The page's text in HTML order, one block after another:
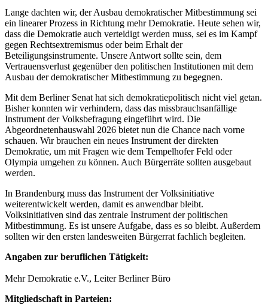
Lange dachten wir, der Ausbau demokratischer Mitbestimmung sei
ein linearer Prozess in Richtung mehr Demokratie. Heute sehen wir,
dass die Demokratie auch verteidigt werden muss, sei es im Kampf
gegen Rechtsextremismus oder beim Erhalt der
Beteiligungsinstrumente. Unsere Antwort sollte sein, dem
Vertrauensverlust gegenüber den politischen Institutionen mit dem
Ausbau der demokratischer Mitbestimmung zu begegnen.
Mit dem Berliner Senat hat sich demokratiepolitisch nicht viel getan.
Bisher konnten wir verhindern, dass das missbrauchsanfällige
Instrument der Volksbefragung eingeführt wird. Die
Abgeordnetenhauswahl 2026 bietet nun die Chance nach vorne
schauen. Wir brauchen ein neues Instrument der direkten
Demokratie, um mit Fragen wie dem Tempelhofer Feld oder
Olympia umgehen zu können. Auch Bürgerräte sollten ausgebaut
werden.
In Brandenburg muss das Instrument der Volksinitiative
weiterentwickelt werden, damit es anwendbar bleibt.
Volksinitiativen sind das zentrale Instrument der politischen
Mitbestimmung. Es ist unsere Aufgabe, dass es so bleibt. Außerdem
sollten wir den ersten landesweiten Bürgerrat fachlich begleiten.
Angaben zur beruflichen Tätigkeit:
Mehr Demokratie e.V., Leiter Berliner Büro
Mitgliedschaft in Parteien: